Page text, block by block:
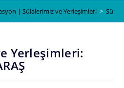
| Sülalerimiz ve Yerleşimleri >
Yerleşimleri: